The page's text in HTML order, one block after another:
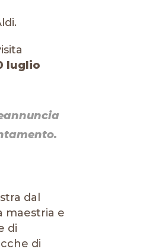
luglio
dal
maestria e
di
di